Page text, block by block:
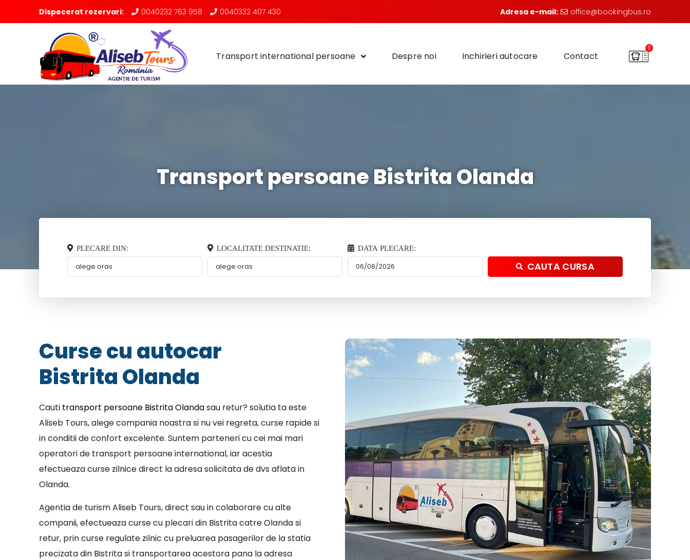
Dispecerat rezervari: 0040232 763 958 0040332 407 430 Adresa e-mail: office@bookingbus.ro
Transport international persoane Despre noi Inchirieri autocare Contact
0
Transport persoane Bistrita Olanda
PLECARE DIN: LOCALITATE DESTINATIE: DATA PLECARE:
CAUTA CURSA
Curse cu autocar
Bistrita Olanda
Cauti transport persoane Bistrita Olandasau retur? solutia ta este
Aliseb Tours, alege compania noastra si nu vei regreta, curse rapide si
in conditii de confort excelente. Suntem parteneri cu cei mai mari
operatori de transport persoane international, iar acestia
efectueaza curse zilnice direct la adresa solicitata de dvs aflata in
Olanda.
Agentia de turism Aliseb Tours, direct sau in colaborare cu alte
companii, efectueaza curse cu plecari din Bistrita catre Olanda si
retur, prin curse regulate zilnic cu preluarea pasagerilor de la statia
precizata din Bistrita si transportarea acestora pana la adresa